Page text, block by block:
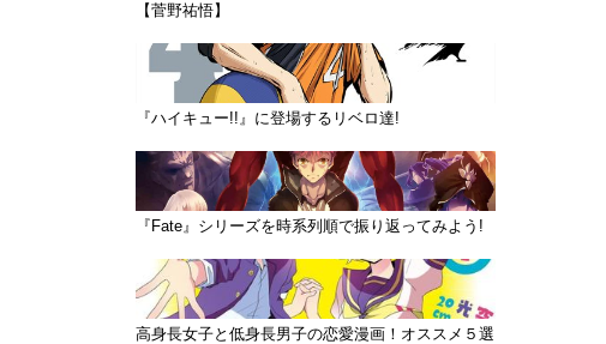
【菅野祐悟】
『ハイキュー!!』に登場するリベロ達!
『Fate』シリーズを時系列順で振り返ってみよう!
高身長女子と低身長男子の恋愛漫画！オススメ５選